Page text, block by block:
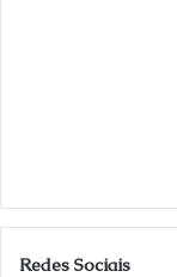
Redes Sociais